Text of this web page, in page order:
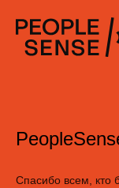
Спасибо всем, кто